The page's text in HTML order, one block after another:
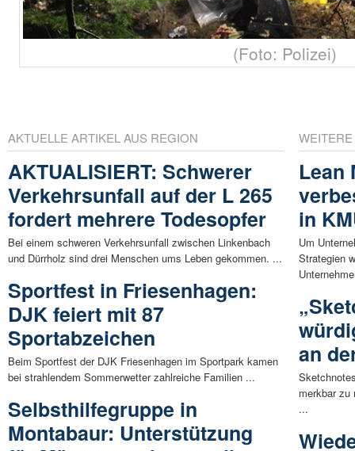
(Foto: Polizei)
AKTUELLE ARTIKEL AUS REGION
AKTUALISIERT: Schwerer
Verkehrsunfall auf der L 265
fordert mehrere Todesopfer
Bei einem schweren Verkehrsunfall zwischen Linkenbach
und Dürrholz sind drei Menschen ums Leben gekommen. ...
Sportfest in Friesenhagen:
DJK feiert mit 87
Sportabzeichen
Beim Sportfest der DJK Friesenhagen im Sportpark kamen
bei strahlendem Sommerwetter zahlreiche Familien ...
Selbsthilfegruppe in
Montabaur: Unterstützung
Lean
in
Um
Strategien
an
merkbar zu
...